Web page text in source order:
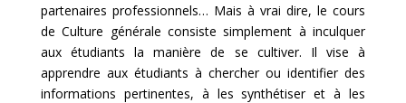
partenaires professionnels… Mais à vrai dire, le cours
de Culture générale consiste simplement à inculquer
aux étudiants la manière de se cultiver. Il vise à
apprendre aux étudiants à chercher ou identifier des
informations pertinentes, à les synthétiser et à les